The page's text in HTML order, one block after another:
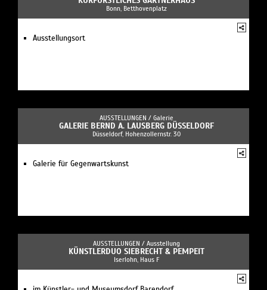
Bonn, Betthovenplatz
Ausstellungsort
AUSSTELLUNGEN / Galerie
GALERIE BERND A. LAUSBERG DÜSSELDORF
Düsseldorf, Hohenzollernstr. 30
Galerie für Gegenwartskunst
AUSSTELLUNGEN / Ausstellung
KÜNSTLERDUO SIEBRECHT & PEMPEIT
Iserlohn, Haus F